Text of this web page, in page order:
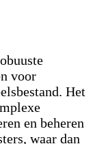
voor
Het
en beheren
waar dan